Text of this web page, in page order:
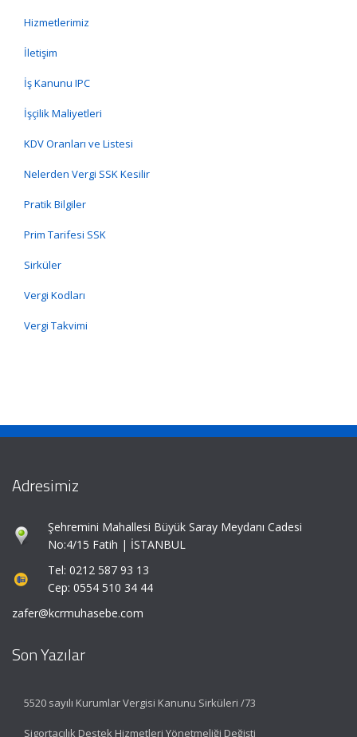
Hizmetlerimiz
İletişim
İş Kanunu IPC
İşçilik Maliyetleri
KDV Oranları ve Listesi
Nelerden Vergi SSK Kesilir
Pratik Bilgiler
Prim Tarifesi SSK
Sirküler
Vergi Kodları
Vergi Takvimi
Adresimiz
Şehremini Mahallesi Büyük Saray Meydanı Cadesi
No:4/15 Fatih | İSTANBUL
Tel: 0212 587 93 13
Cep: 0554 510 34 44
zafer@kcrmuhasebe.com
Son Yazılar
5520 sayılı Kurumlar Vergisi Kanunu Sirküleri /73
Sigortacılık Destek Hizmetleri Yönetmeliği Değişti